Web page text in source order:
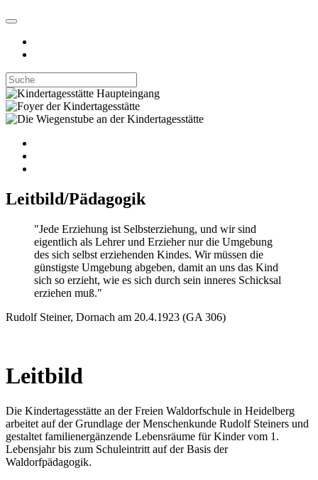
Leitbild/Pädagogik
"Jede Erziehung ist Selbsterziehung, und wir sind
eigentlich als Lehrer und Erzieher nur die Umgebung
des sich selbst erziehenden Kindes. Wir müssen die
günstigste Umgebung abgeben, damit an uns das Kind
sich so erzieht, wie es sich durch sein inneres Schicksal
erziehen muß."
Rudolf Steiner, Dornach am 20.4.1923 (GA 306)
Leitbild
Die Kindertagesstätte an der Freien Waldorfschule in Heidelberg
arbeitet auf der Grundlage der Menschenkunde Rudolf Steiners und
gestaltet familienergänzende Lebensräume für Kinder vom 1.
Lebensjahr bis zum Schuleintritt auf der Basis der
Waldorfpädagogik.